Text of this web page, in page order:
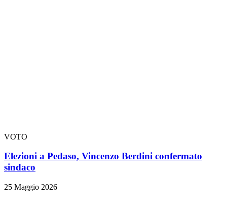
VOTO
Elezioni a Pedaso, Vincenzo Berdini confermato
sindaco
25 Maggio 2026